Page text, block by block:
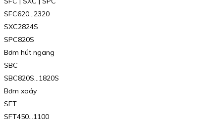
SFC620…2320
SXC2824S
SPC820S
Bơm hút ngang
SBC
SBC820S…1820S
Bơm xoáy
SFT
SFT450…1100